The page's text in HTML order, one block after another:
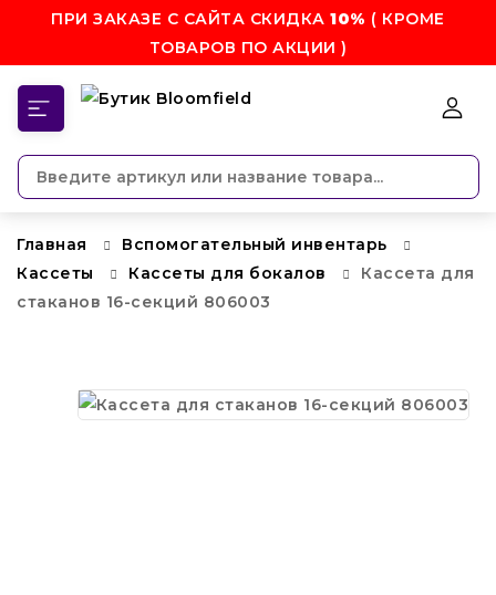
ПРИ ЗАКАЗЕ С САЙТА СКИДКА10% ( КРОМЕ
ТОВАРОВ ПО АКЦИИ )
Главная
Вспомогательный инвентарь
Кассеты
Кассеты для бокалов
Кассета для
стаканов 16-секций 806003